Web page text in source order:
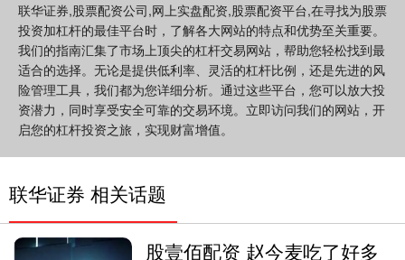
联华证券,股票配资公司,网上实盘配资,股票配资平台,在寻找为股票
投资加杠杆的最佳平台时，了解各大网站的特点和优势至关重要。
我们的指南汇集了市场上顶尖的杠杆交易网站，帮助您轻松找到最
适合的选择。无论是提供低利率、灵活的杠杆比例，还是先进的风
险管理工具，我们都为您详细分析。通过这些平台，您可以放大投
资潜力，同时享受安全可靠的交易环境。立即访问我们的网站，开
启您的杠杆投资之旅，实现财富增值。
联华证券 相关话题
股壹佰配资 赵今麦吃了好多